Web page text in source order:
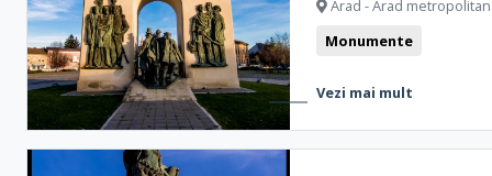
Arad - Arad metropolitan
Monumente
Vezi mai mult